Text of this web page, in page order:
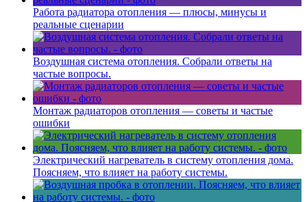
Работа радиатора отопления — плюсы, минусы и
реальные сценарии
Воздушная система отопления. Собрали ответы на
частые вопросы.
Монтаж радиаторов отопления — советы и частые
ошибки
Электрический нагреватель в систему отопления дома.
Поясняем, что влияет на работу системы.